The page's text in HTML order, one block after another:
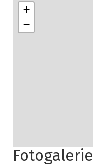
+
−
Fotogalerie